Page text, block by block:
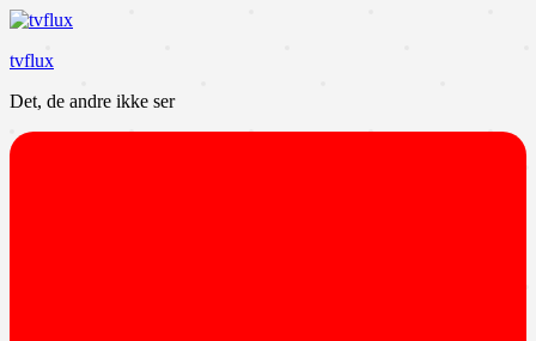
Videre
indhold
tvflux
Det, de andre ikke ser